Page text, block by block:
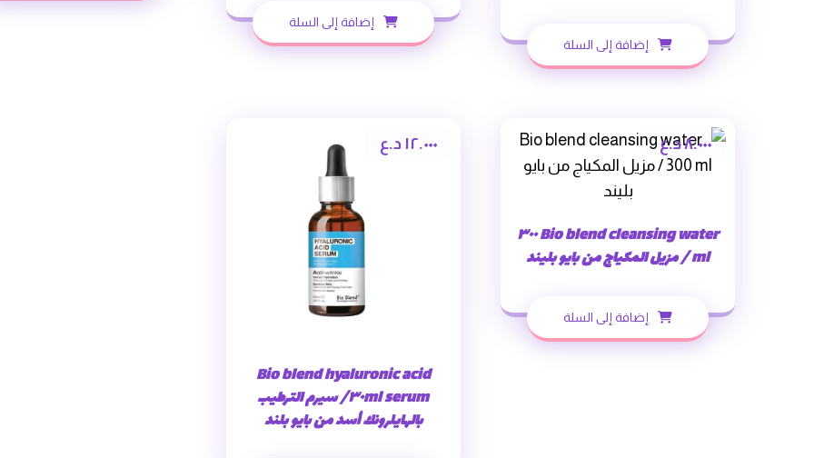
إضافة إلى السلة
إضافة إلى السلة
Bio blend cleansing water ٣٠٠
ml / مزيل المكياج من بايو بليند
٨.٠٠٠د.ع
إضافة إلى السلة
Bio blend hyaluronic acid
serum ٣٠ml/ سيرم الترطيب
بالهايلرونك أسد من بايو بلند
١٢.٠٠٠ د.ع